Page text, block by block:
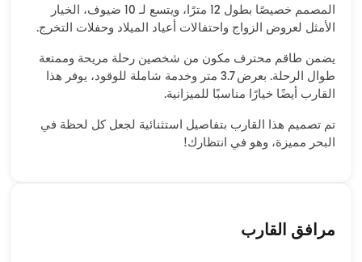
المصمم خصيصًا بطول 12 مترًا، ويتسع لـ 10 ضيوف، الخيار
الأمثل لعروض الزواج واحتفالات أعياد الميلاد وحفلات التخرج.
يضمن طاقم محترف مكون من شخصين رحلة مريحة وممتعة
طوال الرحلة. بعرض 3.7 متر وخدمة شاملة للوقود، يوفر هذا
القارب أيضًا خيارًا مناسبًا للميزانية.
تم تصميم هذا القارب بتفاصيل استثنائية لجعل كل لحظة في
البحر مميزة، وهو في انتظارك!
مرافق القارب